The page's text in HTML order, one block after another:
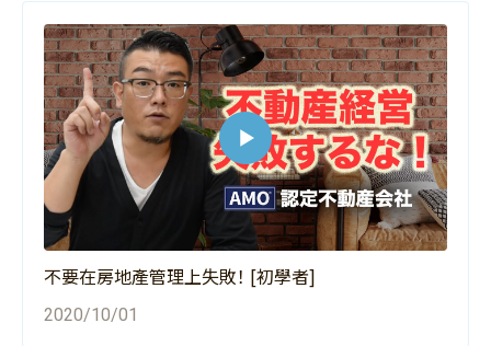
不要在房地產管理上失敗！ [初學者]
2020/10/01